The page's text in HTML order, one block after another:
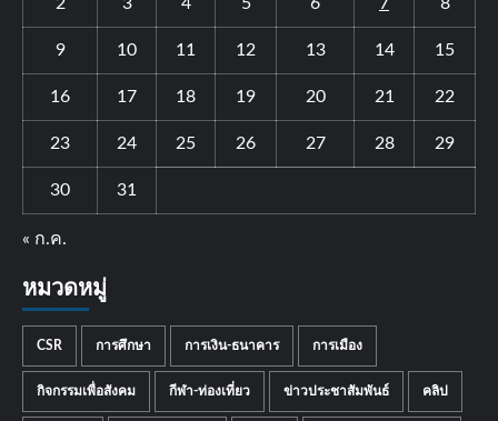
9 10 11 12 13 14 15
16 17 18 19 20 21 22
23 24 25 26 27 28 29
30 31
« ก.ค.
หมวดหมู่
CSR การศึกษา การเงิน-ธนาคาร การเมือง
กิจกรรมเพื่อสังคม กีฬา-ท่องเที่ยว ข่าวประชาสัมพันธ์ คลิป